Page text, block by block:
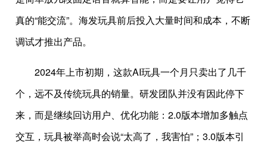
真的“能交流”。海发玩具前后投入大量时间和成本，不断
调试才推出产品。
2024年上市初期，这款AI玩具一个月只卖出了几千
个，远不及传统玩具的销量。研发团队并没有因此停下
来，而是继续回访用户、优化功能：2.0版本增加多触点
交互，玩具被举高时会说“太高了，我害怕”；3.0版本引